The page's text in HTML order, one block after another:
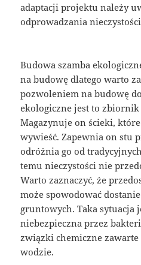
adaptacji projektu należy
odprowadzania
Budowa szamba
na budowę dlatego warto
pozwoleniem na budowę
ekologiczne jest to zbiornik
Magazynuje on ścieki,
wywieść. Zapewnia on stu
odróżnia go od
temu nieczystości nie
Warto zaznaczyć, że
może spowodować
gruntowych. Taka sytuacja
niebezpieczna przez
związki chemiczne zawarte
wodzie.